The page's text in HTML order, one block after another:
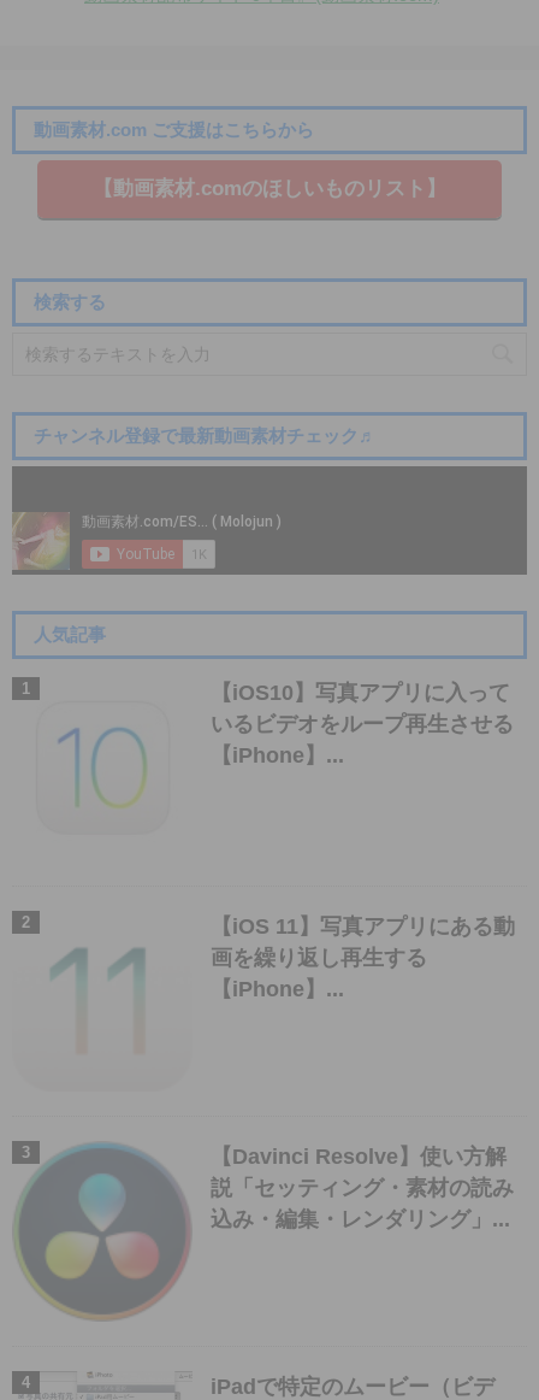
動画素材.com ご支援はこちらから
【動画素材.co​mのほしいものリスト】
検索する
チャンネル登録で最新動画素材チェック♬
人気記事
【iOS10】写真アプリに入って
いるビデオをループ再生させる
【iPhone】...
【iOS 11】写真アプリにある動
画を繰り返し再生する
【iPhone】...
【Davinci Resolve】使い方解
説「セッティング・素材の読み
込み・編集・レンダリング」...
iPadで特定のムービー（ビデ